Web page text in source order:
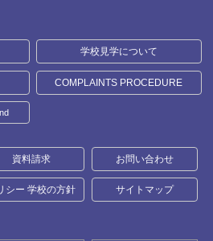
学校見学について
COMPLAINTS PROCEDURE
資料請求 お問い合わせ
シー 学校の方針 サイトマップ